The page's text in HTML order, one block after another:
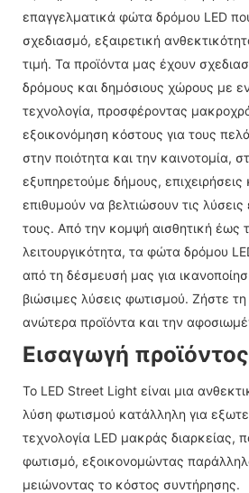
επαγγελματικά φώτα δρόμου LED
σχεδιασμό, εξαιρετική
τιμή. Τα προϊόντα μας έχουν
δρόμους και δημόσιους χώρους με
τεχνολογία, προσφέροντας
εξοικονόμηση κόστους για τους
στην ποιότητα και την καινοτομία,
εξυπηρετούμε δήμους, επιχειρήσεις
επιθυμούν να βελτιώσουν τις
τους. Από την κομψή αισθητική έως
λειτουργικότητα, τα φώτα δρόμου
από τη δέσμευσή μας για
βιώσιμες λύσεις φωτισμού. Ζήστε
ανώτερα προϊόντα και την
Εισαγωγή προϊόντος
Το LED Street Light είναι μια
λύση φωτισμού κατάλληλη για
τεχνολογία LED μακράς διαρκείας,
φωτισμό, εξοικονομώντας
μειώνοντας το κόστος συντήρησης.